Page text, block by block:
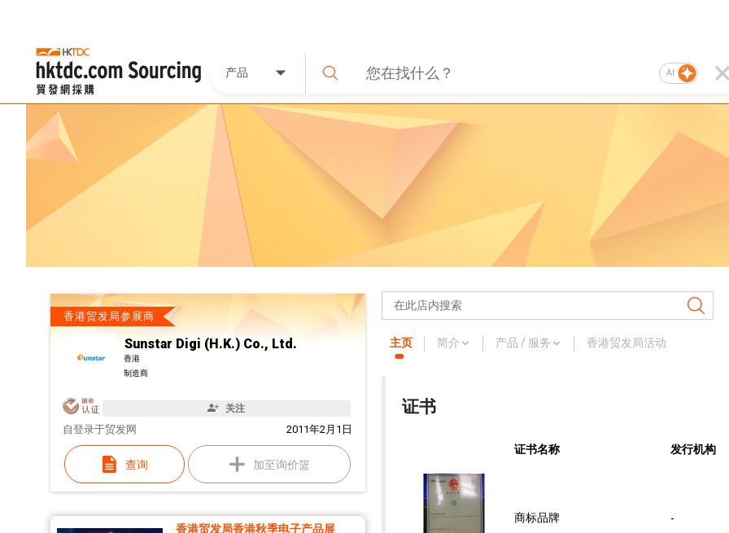
产品 AI
香港贸发局参展商
Sunstar Digi (H.K.) Co., Ltd.
香港
制造商
关注
自 2011年2月1日
登录于贸发网
查询 加至询价篮
香港贸发局香港秋季电子产品展
主页 简介 产品 / 服务 香港贸发局活动
证书
证书名称 发行机构
商标品牌 -